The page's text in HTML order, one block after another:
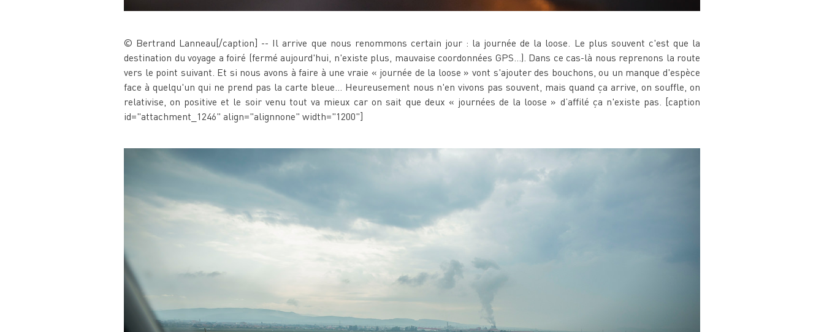
© Bertrand Lanneau[/caption] -- Il arrive que nous renommons certain jour : la journée de la loose. Le plus souvent c'est que la
destination du voyage a foiré (fermé aujourd'hui, n'existe plus, mauvaise coordonnées GPS...). Dans ce cas-là nous reprenons la route
vers le point suivant. Et si nous avons à faire à une vraie « journée de la loose » vont s'ajouter des bouchons, ou un manque d'espèce
face à quelqu'un qui ne prend pas la carte bleue... Heureusement nous n'en vivons pas souvent, mais quand ça arrive, on souffle, on
relativise, on positive et le soir venu tout va mieux car on sait que deux « journées de la loose » d’affilé ça n'existe pas. [caption
id="attachment_1246" align="alignnone" width="1200"]